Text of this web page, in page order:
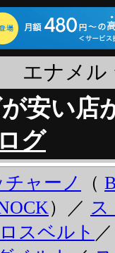
エナメル
安い店
グ
ャーノ （
）／
スベルト